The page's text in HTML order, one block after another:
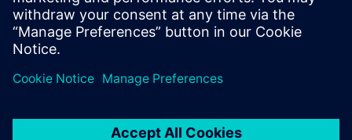
Integration till Desigo CC